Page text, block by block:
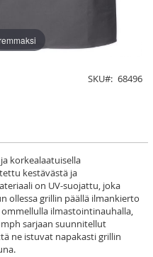
SKU 68496
korkealaatuisella
kestävästä ja
on UV-suojattu, joka
ollessa grillin päällä ilmankierto
ilmastointinauhalla,
sarjaan suunnitellut
ne istuvat napakasti grillin